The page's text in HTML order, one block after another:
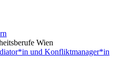
Wien
und Konfliktmanager*in